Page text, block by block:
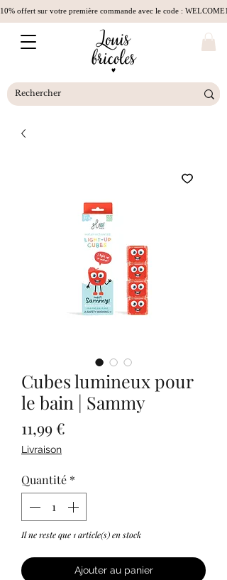
10% offert sur votre première commande avec le code :
Cubes lumineux pour
le bain | Sammy
11,99 €
Livraison
Quantité *
Il ne reste que 1 article(s) en stock
Ajouter au panier